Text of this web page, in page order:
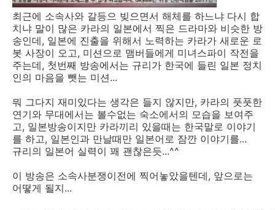
최근에 소속사와 갈등으 빚으면서 해체를 하느냐 다시 합
치냐 말이 많은 카라의 일본에서 찍은 드라마와 비슷한 방
송인데, 일본에 진출을 위해서 노력하는 카라가 새로운 로
봇 사장이 오고, 미션으로 맴버들에게 미녀스파이 작전을
주는데, 첫번째 방송에서는 규리가 한국에 들린 일본 정치
인의 마음을 뺏는 미션...
뭐 그다지 재미있다는 생각은 들지 않지만, 카라의 풋풋한
연기와 무대에서는 볼수없는 숙소에서의 모습을 보여주
고, 일본방송이지만 카라끼리 있을때는 한국말로 이야기
를 하고, 일본인과 만날때만 일본어로 잠깐 이야기를...
규리의 일본어 실력이 꽤 괜찮은듯...^^
이 방송은 소속사분쟁이전에 찍어놓았을텐데, 앞으로는
어떻게 될지...